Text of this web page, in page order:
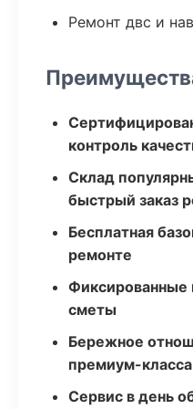
Ремонт двс и
контроль
Склад
быстрый заказ
Бесплатная
ремонте
Фиксированные
сметы
Бережное
премиум-класса
Сервис в день